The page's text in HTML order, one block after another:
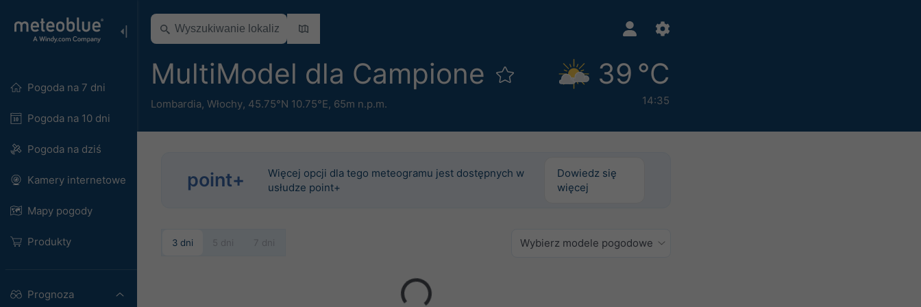
Pogoda na 7 dni
Pogoda na 10 dni
Pogoda na dziś
Kamery internetowe
Mapy pogody
Produkty
Prognoza
MultiModel dla Campione
Lombardia, Włochy, 45.75°N 10.75°E, 65m n.p.m.
39 °C
14:35
point+
Więcej opcji dla tego meteogramu jest dostępnych w
usłudze point+
Dowiedz się
więcej
3 dni 5 dni 7 dni Wybierz modele pogodowe